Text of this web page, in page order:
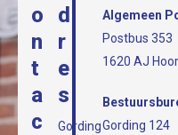
Algemeen
Postbus 353
1620 AJ
Gording 124
o
n
t
a
c
d
r
e
s
Gording